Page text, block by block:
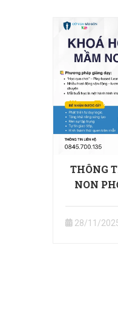
THÔNG
NON
28/11/